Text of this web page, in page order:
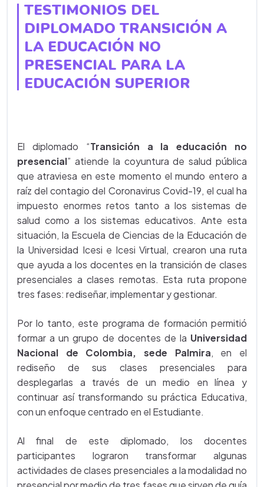
TESTIMONIOS DEL
DIPLOMADO TRANSICIÓN A
LA EDUCACIÓN NO
PRESENCIAL PARA LA
EDUCACIÓN SUPERIOR
El diplomado “Transición a la educación no
presencial” atiende la coyuntura de salud pública
que atraviesa en este momento el mundo entero a
raíz del contagio del Coronavirus Covid-19, el cual ha
impuesto enormes retos tanto a los sistemas de
salud como a los sistemas educativos. Ante esta
situación, la Escuela de Ciencias de la Educación de
la Universidad Icesi e Icesi Virtual, crearon una ruta
que ayuda a los docentes en la transición de clases
presenciales a clases remotas. Esta ruta propone
tres fases: rediseñar, implementar y gestionar.
Por lo tanto, este programa de formación permitió
formar a un grupo de docentes de la Universidad
Nacional de Colombia, sede Palmira, en el
rediseño de sus clases presenciales para
desplegarlas a través de un medio en línea y
continuar así transformando su práctica Educativa,
con un enfoque centrado en el Estudiante.
Al final de este diplomado, los docentes
participantes lograron transformar algunas
actividades de clases presenciales a la modalidad no